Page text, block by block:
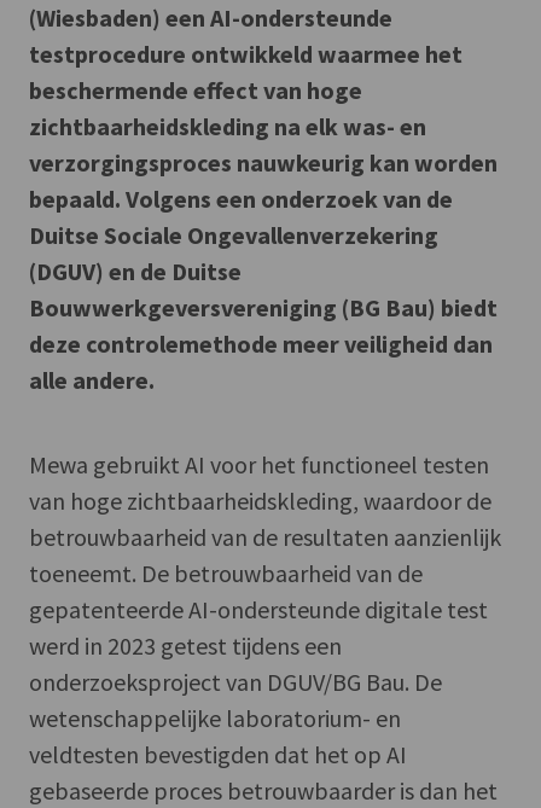
(Wiesbaden) een AI-ondersteunde
testprocedure ontwikkeld waarmee het
beschermende effect van hoge
zichtbaarheidskleding na elk was- en
verzorgingsproces nauwkeurig kan worden
bepaald. Volgens een onderzoek van de
Duitse Sociale Ongevallenverzekering
(DGUV) en de Duitse
Bouwwerkgeversvereniging (BG Bau) biedt
deze controlemethode meer veiligheid dan
alle andere.
Mewa gebruikt AI voor het functioneel testen
van hoge zichtbaarheidskleding, waardoor de
betrouwbaarheid van de resultaten aanzienlijk
toeneemt. De betrouwbaarheid van de
gepatenteerde AI-ondersteunde digitale test
werd in 2023 getest tijdens een
onderzoeksproject van DGUV/BG Bau. De
wetenschappelijke laboratorium- en
veldtesten bevestigden dat het op AI
gebaseerde proces betrouwbaarder is dan het